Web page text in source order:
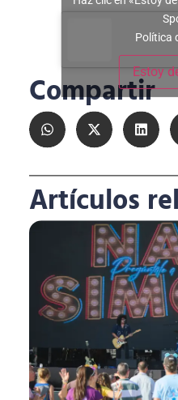
Política
Estoy
Compartir
Artículos